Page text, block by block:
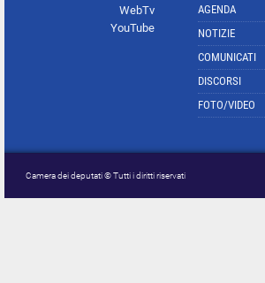
WebTv
YouTube
AGENDA
NOTIZIE
COMUNICATI
DISCORSI
FOTO/VIDEO
Camera dei deputati © Tutti i diritti riservati